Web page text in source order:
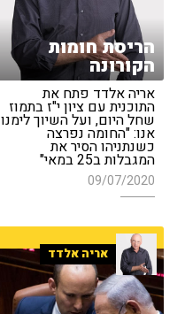
הריסת חומות
הקורונה
אריה אלדד פתח את
התוכנית עם ציון י"ז בתמוז
שחל היום, ועל השיוך לימנו
אנו: "החומה נפרצה
כשנתניהו הסיר את
המגבלות ב25 במאי"
09/07/2020
אריה אלדד